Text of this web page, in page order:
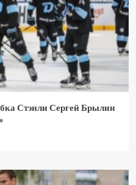
Стэнли Сергей Брылин